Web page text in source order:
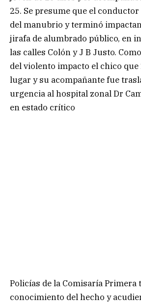
25. Se presume que el
del manubrio y terminó
jirafa de alumbrado público, en
las calles Colón y J B Justo.
del violento impacto el chico
lugar y su acompañante fue
urgencia al hospital zonal Dr
en estado crítico
Policías de la Comisaría Primera
conocimiento del hecho y